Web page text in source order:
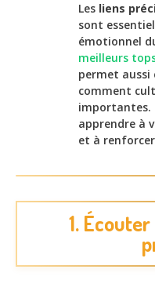
Les liens
sont
émotionnel
meilleurs
permet aussi
comment
importantes.
apprendre à
et à
1.